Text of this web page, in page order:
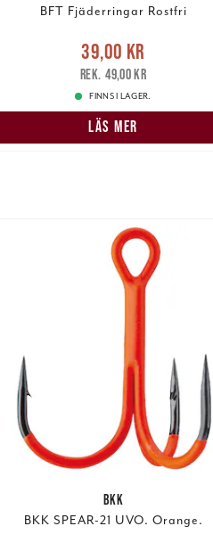
BFT Fjäderringar Rostfri
Nuvarande pris:39,00 kr
pris:49,00 kr
39,00 kr
49,00 kr
FINNS I LAGER.
LÄS MER
BKK
BKK SPEAR-21 UVO. Orange.